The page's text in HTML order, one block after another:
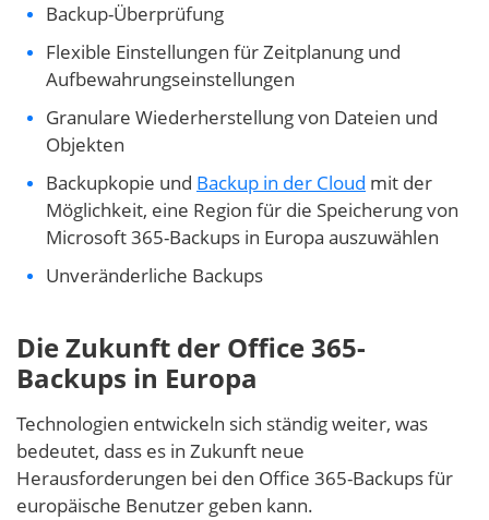
Backup-Überprüfung
Flexible Einstellungen für Zeitplanung und
Aufbewahrungseinstellungen
Granulare Wiederherstellung von Dateien und
Objekten
Backupkopie und Backup in der Cloud mit der
Möglichkeit, eine Region für die Speicherung von
Microsoft 365-Backups in Europa auszuwählen
Unveränderliche Backups
Die Zukunft der Office 365-
Backups in Europa
Technologien entwickeln sich ständig weiter, was
bedeutet, dass es in Zukunft neue
Herausforderungen bei den Office 365-Backups für
europäische Benutzer geben kann.